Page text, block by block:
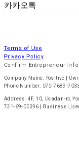
카카오톡
Terms of Use
Privacy Policy
Confirm Entrepreneur
Company Name: Positive |
Phone Number: 070-7689-
Address: 4F, 10, Usadan-ro,
731-69-00396 | Business